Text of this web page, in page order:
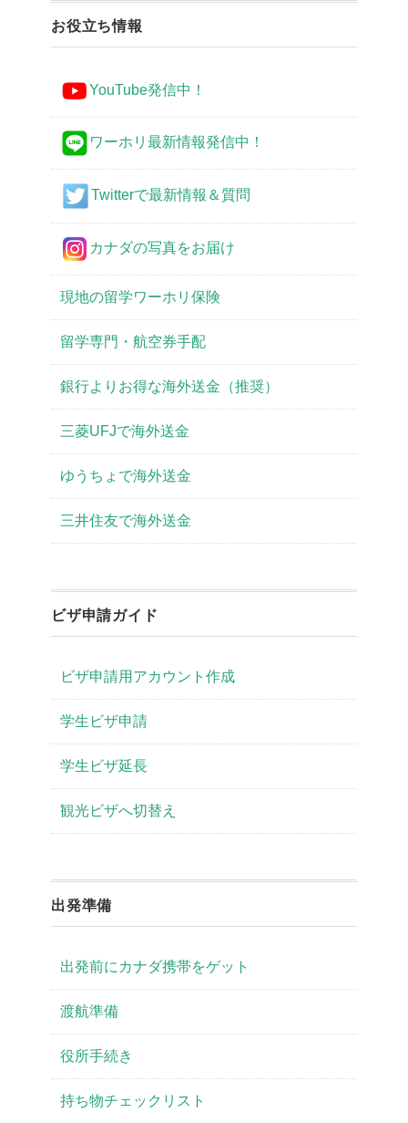
お役立ち情報
YouTube発信中！
ワーホリ最新情報発信中！
Twitterで最新情報＆質問
カナダの写真をお届け
現地の留学ワーホリ保険
留学専門・航空券手配
銀行よりお得な海外送金（推奨）
三菱UFJで海外送金
ゆうちょで海外送金
三井住友で海外送金
ビザ申請ガイド
ビザ申請用アカウント作成
学生ビザ申請
学生ビザ延長
観光ビザへ切替え
出発準備
出発前にカナダ携帯をゲット
渡航準備
役所手続き
持ち物チェックリスト